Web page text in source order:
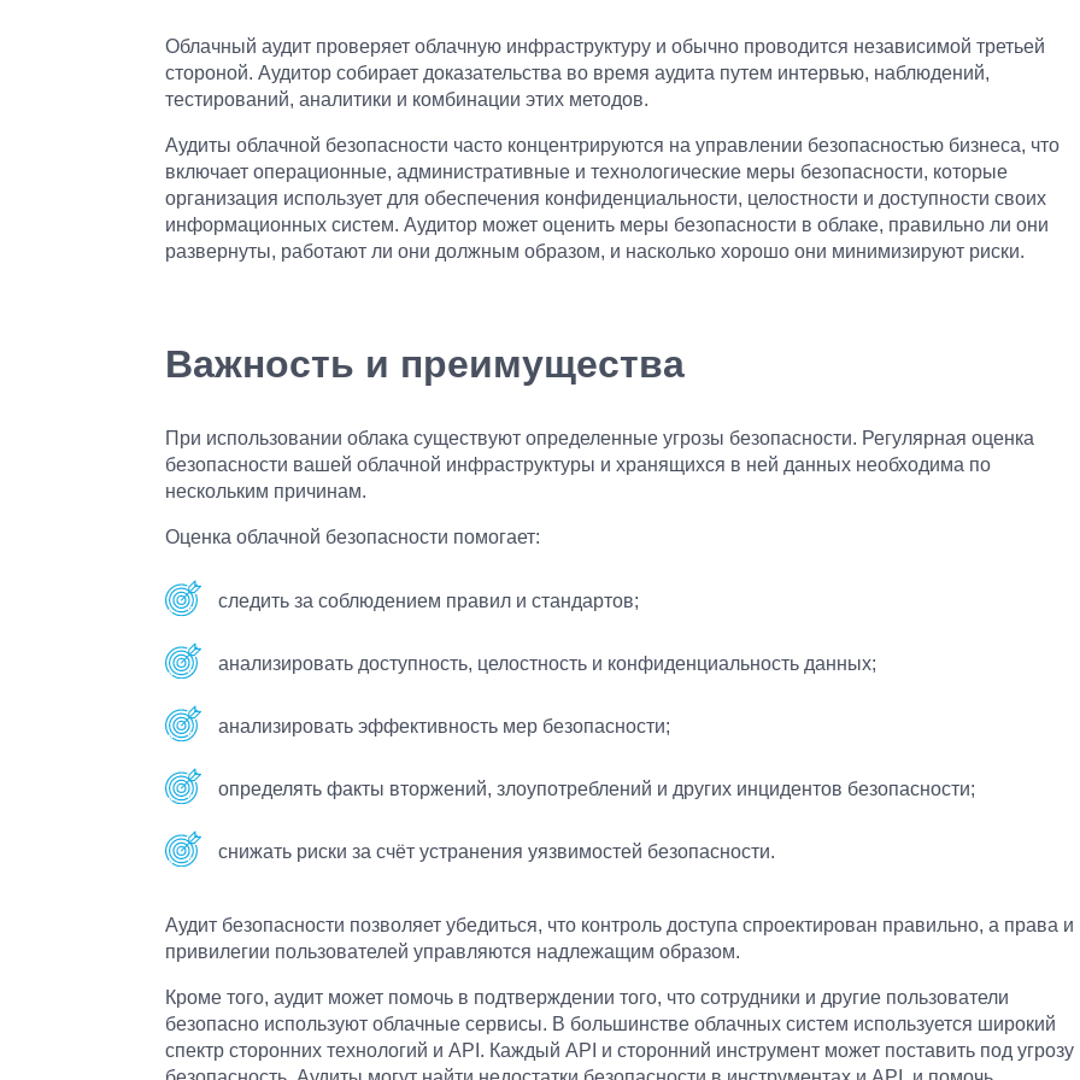
Облачный аудит проверяет облачную инфраструктуру и обычно проводится независимой третьей
стороной. Аудитор собирает доказательства во время аудита путем интервью, наблюдений,
тестирований, аналитики и комбинации этих методов.
Аудиты облачной безопасности часто концентрируются на управлении безопасностью бизнеса, что
включает операционные, административные и технологические меры безопасности, которые
организация использует для обеспечения конфиденциальности, целостности и доступности своих
информационных систем. Аудитор может оценить меры безопасности в облаке, правильно ли они
развернуты, работают ли они должным образом, и насколько хорошо они минимизируют риски.
Важность и преимущества
При использовании облака существуют определенные угрозы безопасности. Регулярная оценка
безопасности вашей облачной инфраструктуры и хранящихся в ней данных необходима по
нескольким причинам.
Оценка облачной безопасности помогает:
следить за соблюдением правил и стандартов;
анализировать доступность, целостность и конфиденциальность данных;
анализировать эффективность мер безопасности;
определять факты вторжений, злоупотреблений и других инцидентов безопасности;
снижать риски за счёт устранения уязвимостей безопасности.
Аудит безопасности позволяет убедиться, что контроль доступа спроектирован правильно, а права и
привилегии пользователей управляются надлежащим образом.
Кроме того, аудит может помочь в подтверждении того, что сотрудники и другие пользователи
безопасно используют облачные сервисы. В большинстве облачных систем используется широкий
спектр сторонних технологий и API. Каждый API и сторонний инструмент может поставить под угрозу